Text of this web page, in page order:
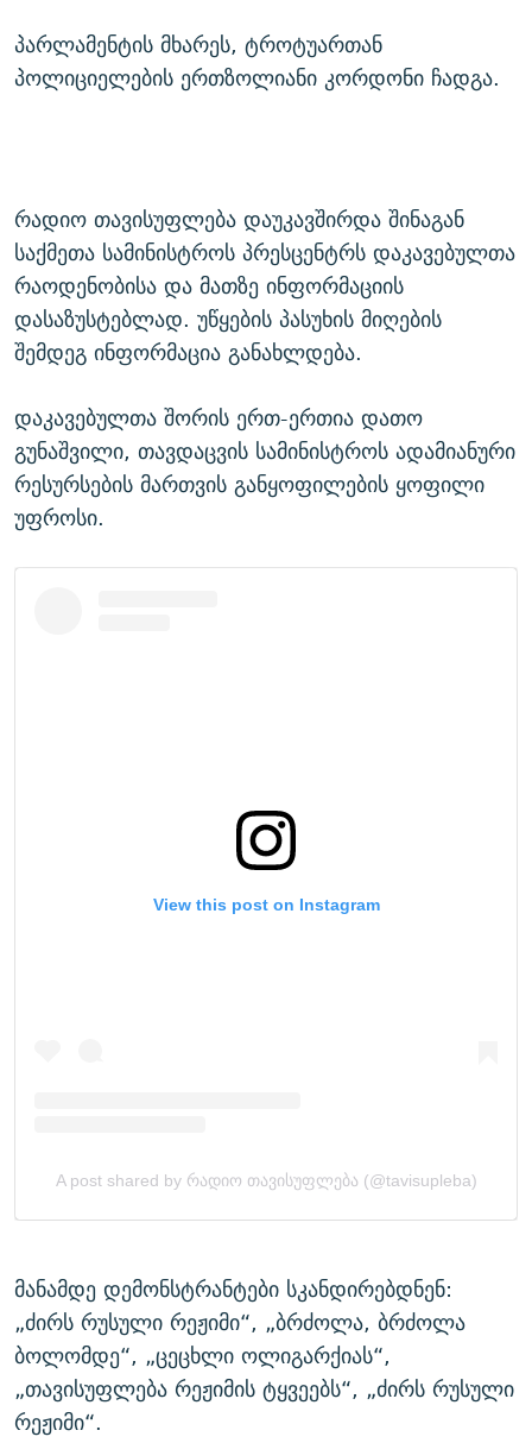
პარლამენტის მხარეს, ტროტუართან
პოლიციელების ერთზოლიანი კორდონი ჩადგა.
რადიო თავისუფლება დაუკავშირდა შინაგან
საქმეთა სამინისტროს პრესცენტრს დაკავებულთა
რაოდენობისა და მათზე ინფორმაციის
დასაზუსტებლად. უწყების პასუხის მიღების
შემდეგ ინფორმაცია განახლდება.
დაკავებულთა შორის ერთ-ერთია დათო
გუნაშვილი, თავდაცვის სამინისტროს ადამიანური
რესურსების მართვის განყოფილების ყოფილი
უფროსი.
მანამდე დემონსტრანტები სკანდირებდნენ:
„ძირს რუსული რეჟიმი“, „ბრძოლა, ბრძოლა
ბოლომდე“, „ცეცხლი ოლიგარქიას“,
„თავისუფლება რეჟიმის ტყვეებს“, „ძირს რუსული
რეჟიმი“.